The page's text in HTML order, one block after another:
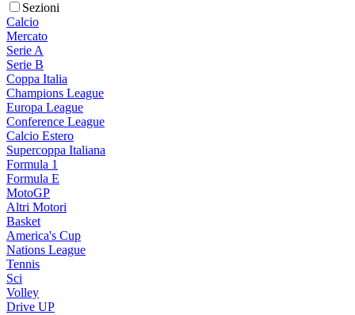
Sezioni
Calcio
Mercato
Serie A
Serie B
Coppa Italia
Champions League
Europa League
Conference League
Calcio Estero
Supercoppa Italiana
Formula 1
Formula E
MotoGP
Altri Motori
Basket
America's Cup
Nations League
Tennis
Sci
Volley
Drive UP